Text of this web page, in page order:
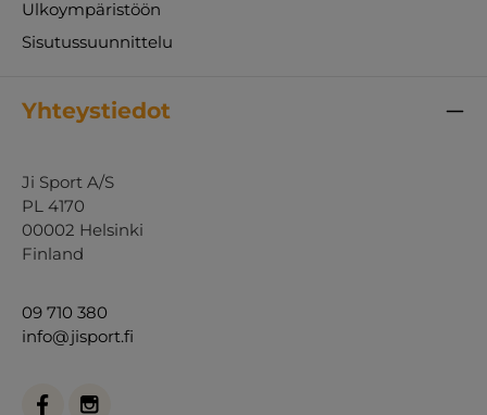
Ulkoympäristöön
Sisutussuunnittelu
Yhteystiedot
Ji Sport A/S
PL 4170
00002 Helsinki
Finland
09 710 380
info@jisport.fi